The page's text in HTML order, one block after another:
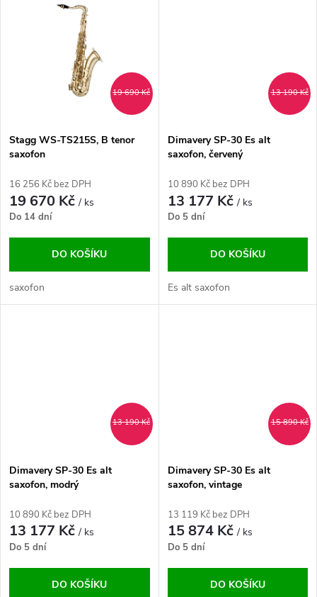
19 690 Kč
Stagg WS-TS215S, B tenor
saxofon
16 256 Kč bez DPH
19 670 Kč/ ks
Do 14 dní
DO KOŠÍKU
saxofon
13 190 Kč
Dimavery SP-30 Es alt
saxofon, červený
10 890 Kč bez DPH
13 177 Kč/ ks
Do 5 dní
DO KOŠÍKU
Es alt saxofon
13 190 Kč
Dimavery SP-30 Es alt
saxofon, modrý
10 890 Kč bez DPH
13 177 Kč/ ks
Do 5 dní
DO KOŠÍKU
15 890 Kč
Dimavery SP-30 Es alt
saxofon, vintage
13 119 Kč bez DPH
15 874 Kč/ ks
Do 5 dní
DO KOŠÍKU